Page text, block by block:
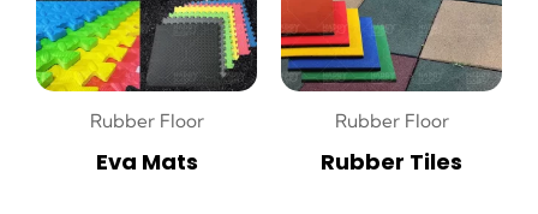
Rubber Floor
Eva Mats
Rubber Floor
Rubber Tiles